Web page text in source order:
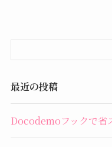
最近の投稿
Docodemoフックで省